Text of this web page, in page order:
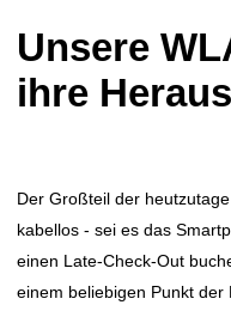
Unsere
ihre
Der Großteil der
kabellos - sei es das
einen Late-Check-Out
einem beliebigen Punkt